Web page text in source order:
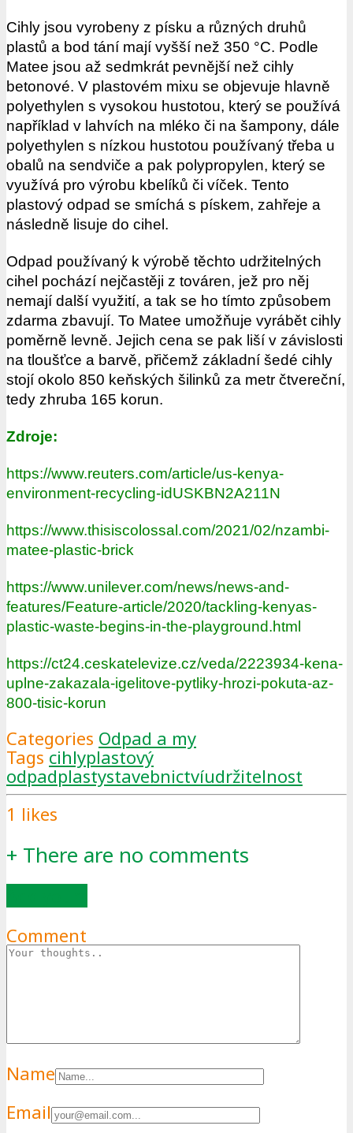
Cihly jsou vyrobeny z písku a různých druhů
plastů a bod tání mají vyšší než 350 °C. Podle
Matee jsou až sedmkrát pevnější než cihly
betonové. V plastovém mixu se objevuje hlavně
polyethylen s vysokou hustotou, který se používá
například v lahvích na mléko či na šampony, dále
polyethylen s nízkou hustotou používaný třeba u
obalů na sendviče a pak polypropylen, který se
využívá pro výrobu kbelíků či víček. Tento
plastový odpad se smíchá s pískem, zahřeje a
následně lisuje do cihel.
Odpad používaný k výrobě těchto udržitelných
cihel pochází nejčastěji z továren, jež pro něj
nemají další využití, a tak se ho tímto způsobem
zdarma zbavují. To Matee umožňuje vyrábět cihly
poměrně levně. Jejich cena se pak liší v závislosti
na tloušťce a barvě, přičemž základní šedé cihly
stojí okolo 850 keňských šilinků za metr čtvereční,
tedy zhruba 165 korun.
Zdroje:
https://www.reuters.com/article/us-kenya-
environment-recycling-idUSKBN2A211N
https://www.thisiscolossal.com/2021/02/nzambi-
matee-plastic-brick
https://www.unilever.com/news/news-and-
features/Feature-article/2020/tackling-kenyas-
plastic-waste-begins-in-the-playground.html
https://ct24.ceskatelevize.cz/veda/2223934-kena-
uplne-zakazala-igelitove-pytliky-hrozi-pokuta-az-
800-tisic-korun
Categories Odpad a my
Tags cihlyplastový
odpadplastystavebnictvíudržitelnost
1 likes
+ There are no comments
Comment
Name
Email